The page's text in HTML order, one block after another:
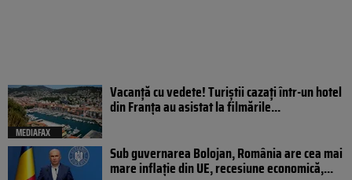
MEDIAFAX
Vacanță cu vedete! Turiștii cazați într-un hotel
din Franța au asistat la filmările...
Sub guvernarea Bolojan, România are cea mai
mare inflație din UE, recesiune economică,...